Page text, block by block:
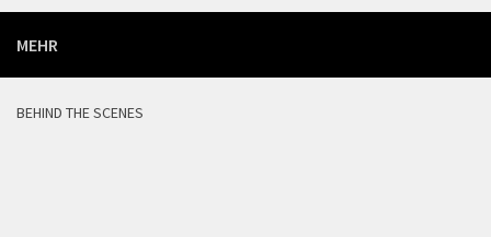
MEHR
BEHIND THE SCENES